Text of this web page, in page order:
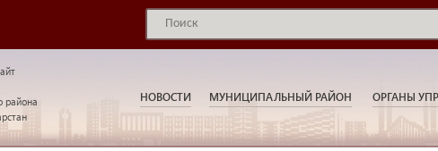
района
НОВОСТИ МУНИЦИПАЛЬНЫЙ РАЙОН ОРГАНЫ